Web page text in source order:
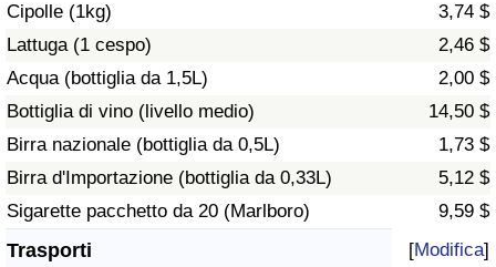
Cipolle (1kg)
3,74 $
Lattuga (1 cespo)
2,46 $
Acqua (bottiglia da 1,5L)
2,00 $
Bottiglia di vino (livello medio)
14,50 $
Birra nazionale (bottiglia da 0,5L)
1,73 $
Birra d'Importazione (bottiglia da 0,33L)
5,12 $
Sigarette pacchetto da 20 (Marlboro)
9,59 $
Trasporti [Modifica]
Indice dell’Inquinamento per Nazione
Traffico
Indice del Traffico
Indice del traffico (Corrente)
Indice del traffico per Nazione